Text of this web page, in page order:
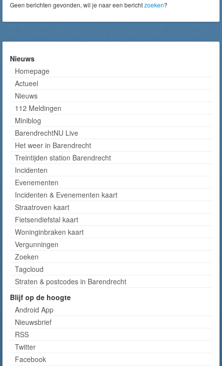
Geen berichten gevonden, wil je naar een berichtzoeken?
Nieuws
Homepage
Actueel
Nieuws
112 Meldingen
Miniblog
BarendrechtNU Live
Het weer in Barendrecht
Treintijden station Barendrecht
Incidenten
Evenementen
Incidenten & Evenementen kaart
Straatroven kaart
Fietsendiefstal kaart
Woninginbraken kaart
Vergunningen
Zoeken
Tagcloud
Straten & postcodes in Barendrecht
Blijf op de hoogte
Android App
Nieuwsbrief
RSS
Twitter
Facebook